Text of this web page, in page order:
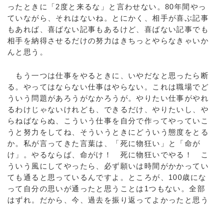
ったときに「2度と来るな」と言わせない。80年間やっ
ていながら、それはないね。とにかく、相手が喜ぶ記事
もあれば、喜ばない記事もあるけど、喜ばない記事でも
相手を納得させるだけの努力はきちっとやらなきゃいか
んと思う。
もう一つは仕事をやるときに、いやだなと思ったら断
る。やってはならない仕事はやらない。これは職場でど
ういう問題があろうがなかろうが。やりたい仕事がやれ
るわけじゃないけれども、できるだけ、やりたいし、や
らねばならぬ、こういう仕事を自分で作ってやっていこ
うと努力をしてね、そういうときにどういう態度をとる
か。私が言ってきた言葉は、「死に物狂い」と「命が
け」。やるならば、命がけ！ 死に物狂いでやる！ こ
ういう風にしてやったら、必ず願いは時間がかかってい
ても通ると思っているんですよ。ところが、100歳にな
って自分の思いが通ったと思うことは1つもない。全部
はずれ。だから、今、過去を振り返ってよかったと思う